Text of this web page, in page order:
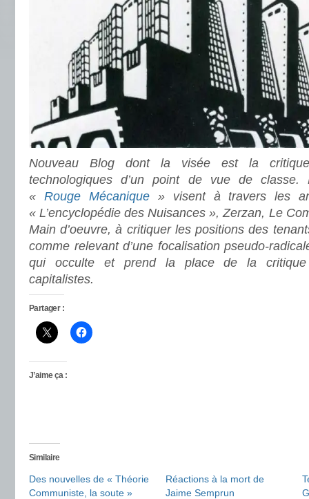
Nouveau Blog dont la visée est la
technologiques d’un point de vue de
« Rouge Mécanique» visent à travers les
« L’encyclopédie des Nuisances », Zerzan, Le
Main d’oeuvre, à critiquer les positions des
comme relevant d’une focalisation pseudo-
qui occulte et prend la place de la critique
capitalistes.
Partager :
J’aime ça :
Similaire
Des nouvelles de « Théorie
Communiste, la soute »
Réactions à la mort de
Jaime Semprun